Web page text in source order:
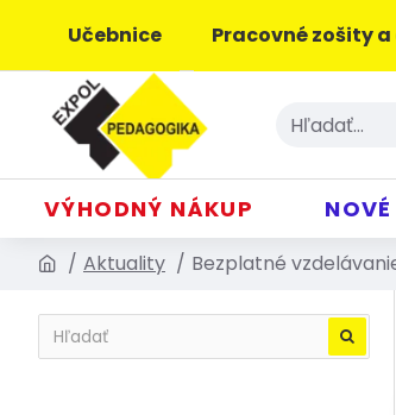
Učebnice Pracovné zošity
VÝHODNÝ NÁKUP
Aktuality Bezplatné